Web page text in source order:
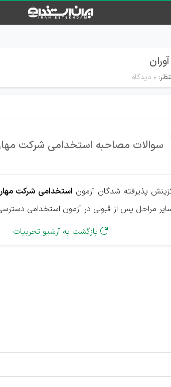
۰ دیدگاه
سوالات مصاحبه استخدامی شرکت
پذیرفته شدگان آزمون استخدامی شرکت
مراحل پس از قبولی در آزمون استخدامی
 بازگشت به آرشیو تجربیات